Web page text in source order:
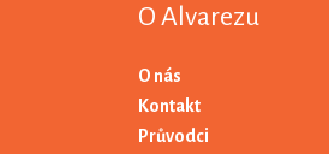
O Alvarezu
O nás
Kontakt
Průvodci